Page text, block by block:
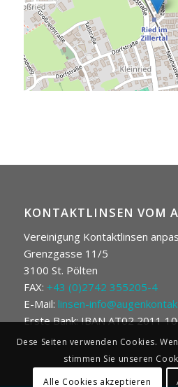
KONTAKTLINSEN VOM
Vereinigung Kontaktlinsen
Grenzgasse 11/5
3100 St. Pölten
FAX: +43 (0)2742 355205-4
E-Mail: linsen-
Erste Bank: IBAN AT02 2011
Dese Seiten verwenden Cookies.
stimmen Sie unseren
Alle Cookies akzeptieren